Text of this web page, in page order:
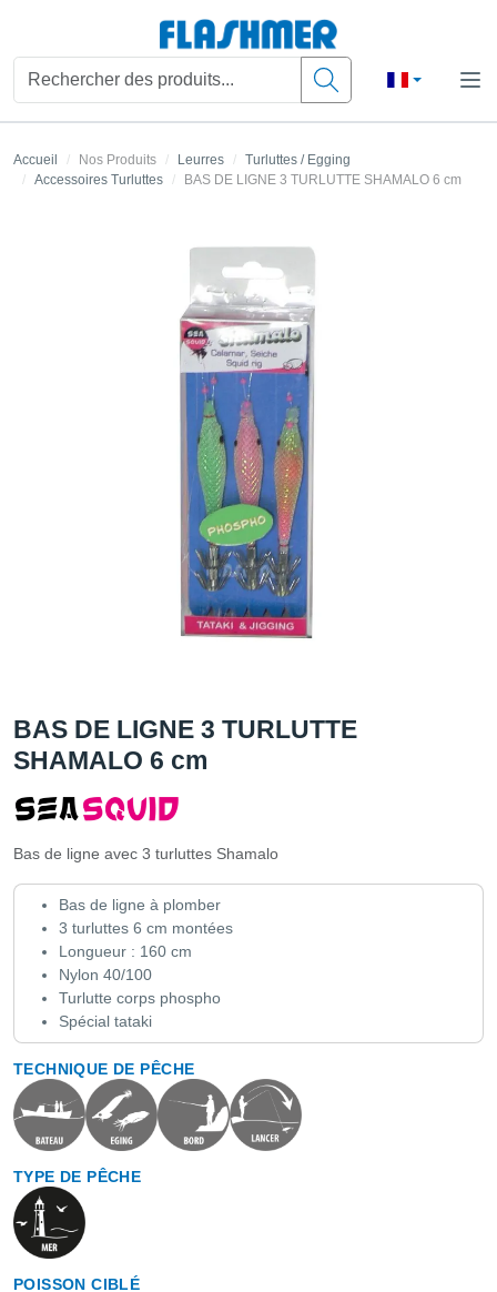
Accueil Nos Produits Leurres
Turluttes / Egging
Accessoires Turluttes
BAS DE LIGNE 3 TURLUTTE SHAMALO 6 cm
BAS DE LIGNE 3 TURLUTTE
SHAMALO 6 cm
Bas de ligne avec 3 turluttes Shamalo
Bas de ligne à plomber
3 turluttes 6 cm montées
Longueur : 160 cm
Nylon 40/100
Turlutte corps phospho
Spécial tataki
TECHNIQUE DE PÊCHE
TYPE DE PÊCHE
POISSON CIBLÉ